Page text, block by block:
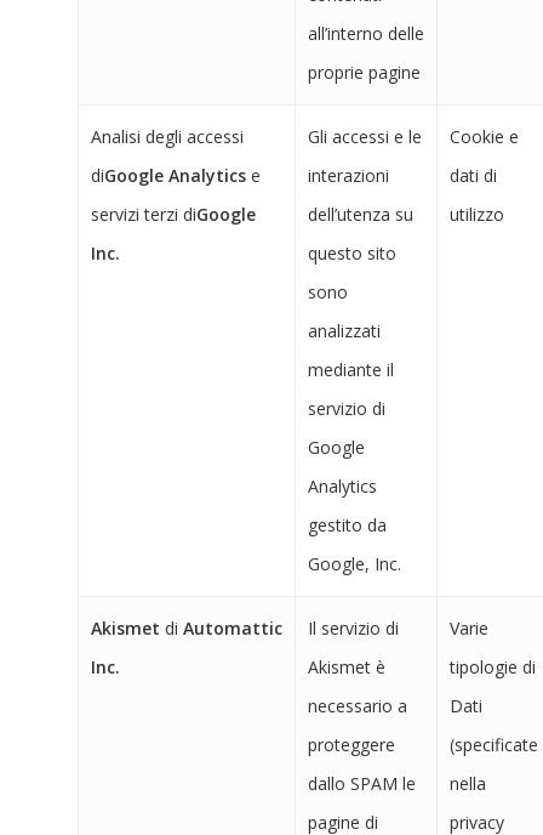
all’interno delle
proprie pagine
Analisi degli accessi
diGoogle Analytics e
servizi terzi diGoogle
Inc.
Gli accessi e le
interazioni
dell’utenza su
questo sito
sono
analizzati
mediante il
servizio di
Google
Analytics
gestito da
Google, Inc.
Cookie e
dati di
utilizzo
Akismet di Automattic
Inc.
Il servizio di
Akismet è
necessario a
proteggere
dallo SPAM le
pagine di
Varie
tipologie di
Dati
(specificate
nella
privacy